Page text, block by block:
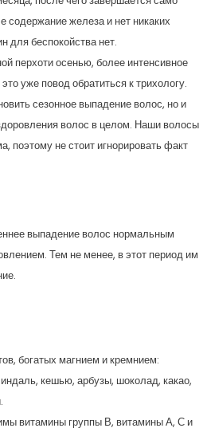
содержание железа и нет никаких
для беспокойства нет.
перхоти осенью, более интенсивное
уже повод обратиться к трихологу.
сезонное выпадение волос, но и
волос в целом. Наши волосы
поэтому не стоит игнорировать факт
выпадение волос нормальным
Тем не менее, в этот период им
богатых магнием и кремнием:
кешью, арбузы, шоколад, какао,
витамины группы В, витамины А, С и